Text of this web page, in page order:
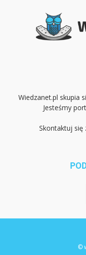
Wiedzanet.pl skupia
Jesteśmy
Skontaktuj się
©